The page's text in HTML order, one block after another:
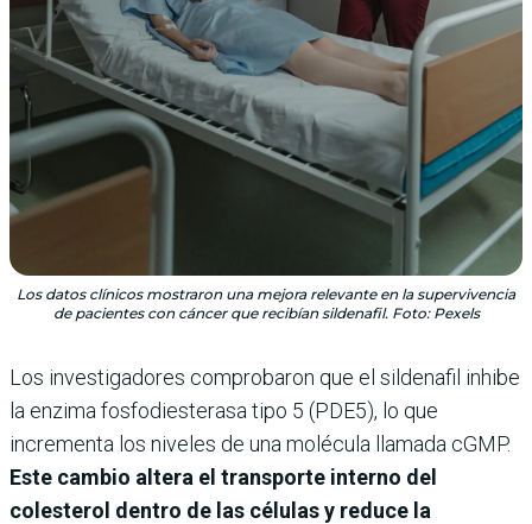
Los datos clínicos mostraron una mejora relevante en la supervivencia
de pacientes con cáncer que recibían sildenafil. Foto: Pexels
Los investigadores comprobaron que el sildenafil inhibe
la enzima fosfodiesterasa tipo 5 (PDE5), lo que
incrementa los niveles de una molécula llamada cGMP.
Este cambio altera el transporte interno del
colesterol dentro de las células y reduce la